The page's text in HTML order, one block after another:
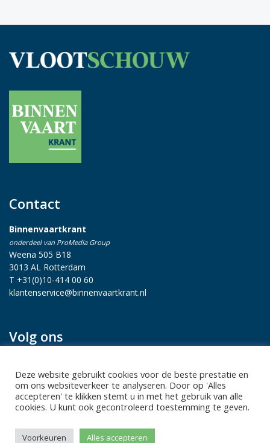
Contact
Binnenvaartkrant
onderdeel van ProMedia Group
Weena 505 B18
3013 AL Rotterdam
T +31(0)10-414 00 60
klantenservice@binnenvaartkrant.nl
Volg ons
Privacy statement | Sitemap |
Deze website gebruikt cookies voor de beste prestatie en
om ons websiteverkeer te analyseren. Door op 'Alles
accepteren' te klikken stemt u in met het gebruik van alle
cookies. U kunt ook gecontroleerd toestemming te geven.
Voorkeuren Alles accepteren